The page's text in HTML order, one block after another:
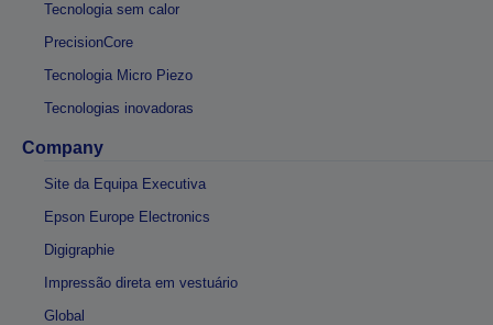
Tecnologia sem calor
PrecisionCore
Tecnologia Micro Piezo
Tecnologias inovadoras
Company
Site da Equipa Executiva
Epson Europe Electronics
Digigraphie
Impressão direta em vestuário
Global